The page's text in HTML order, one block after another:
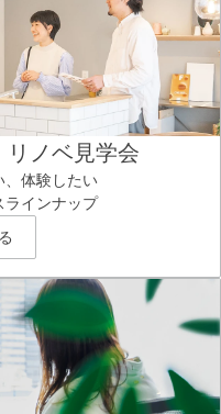
リノベ見学会
、体験したい
ラインナップ